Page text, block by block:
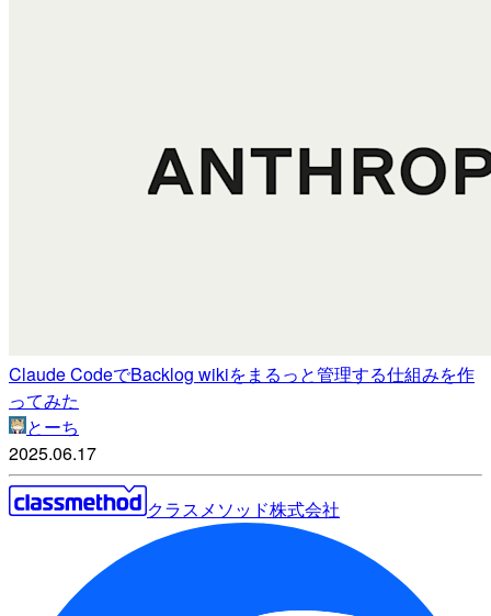
Claude CodeでBacklog wikiをまるっと管理する仕組みを作
ってみた
とーち
2025.06.17
クラスメソッド株式会社